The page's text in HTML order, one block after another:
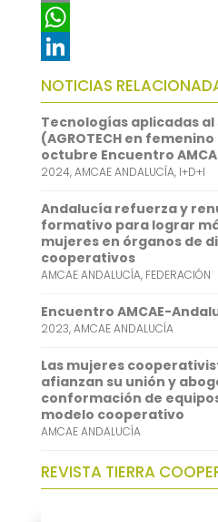
c
e
b
o
o
k
w
t
t
e
r
E
m
a
i
l
W
h
a
t
s
A
p
p
L
i
n
k
e
d
I
n
NOTICIAS
Tecnologías aplicadas
(AGROTECH en
octubre Encuentro
2024,AMCAE ANDALUCÍA, I+D+I
Andalucía refuerza y
formativo para lograr
mujeres en órganos de
cooperativos
AMCAE ANDALUCÍA, FEDERACIÓN
Encuentro AMCAE-
2023,AMCAE ANDALUCÍA
Las mujeres
afianzan su unión y
conformación de
modelo cooperativo
AMCAE ANDALUCÍA
REVISTA TIERRA